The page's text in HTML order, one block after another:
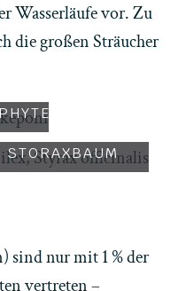
Wasserläufe vor. Zu
die großen Sträucher
STORAXBAUM
sind nur mit 1 % der
vertreten –